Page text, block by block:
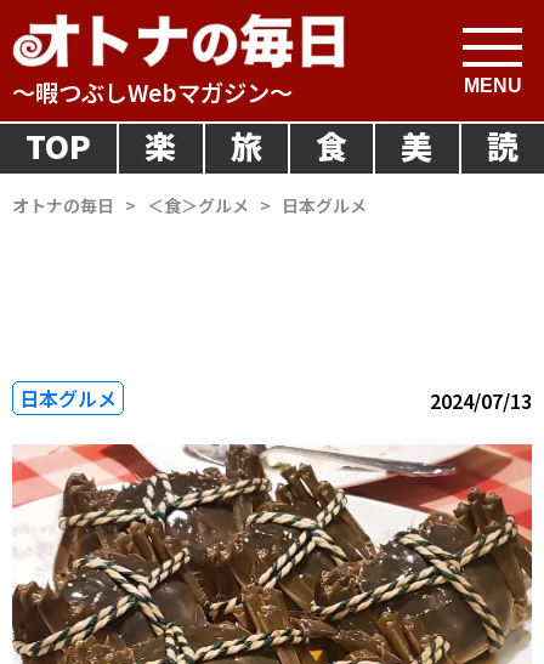
～暇つぶしWebマガジン～
TOP 楽 旅 食 美 読
オトナの毎日 > ＜食＞グルメ > 日本グルメ
日本グルメ 2024/07/13